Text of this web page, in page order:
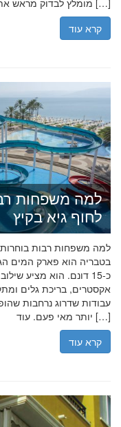
מומלץ לבדוק מראש את […]
קרא עוד
למה משפחות
לחוף גיא בקיץ
למה משפחות רבות בוחרות
בטבריה הוא פארק המים
כ-15 דונם. הוא מציע
עבודות שדרוג נרחבות
יותר מאי פעם. עוד […]
קרא עוד